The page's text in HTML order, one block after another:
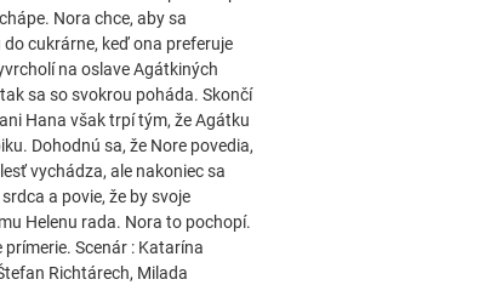
Nora chce, aby sa
cukrárne, keď ona preferuje
na oslave Agátkiných
sa so svokrou poháda. Skončí
Hana však trpí tým, že Agátku
Dohodnú sa, že Nore povedia,
vychádza, ale nakoniec sa
a povie, že by svoje
Helenu rada. Nora to pochopí.
Scenár : Katarína
Richtárech, Milada